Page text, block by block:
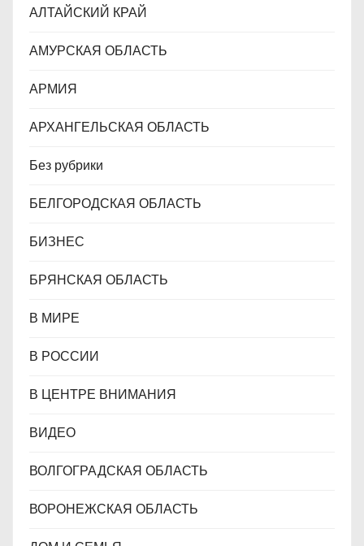
с
я
м
АЛТАЙСКИЙ КРАЙ
АМУРСКАЯ ОБЛАСТЬ
АРМИЯ
АРХАНГЕЛЬСКАЯ ОБЛАСТЬ
Без рубрики
БЕЛГОРОДСКАЯ ОБЛАСТЬ
БИЗНЕС
БРЯНСКАЯ ОБЛАСТЬ
В МИРЕ
В РОССИИ
В ЦЕНТРЕ ВНИМАНИЯ
ВИДЕО
ВОЛГОГРАДСКАЯ ОБЛАСТЬ
ВОРОНЕЖСКАЯ ОБЛАСТЬ